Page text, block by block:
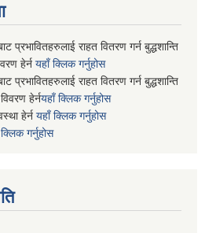
प्रभावितहरुलाई राहत वितरण गर्न बुद्धशान्ति
हेर्न यहाँ क्लिक गर्नुहोस
प्रभावितहरुलाई राहत वितरण गर्न बुद्धशान्ति
हेर्नयहाँ क्लिक गर्नुहोस
हेर्न यहाँ क्लिक गर्नुहोस
गर्नुहोस